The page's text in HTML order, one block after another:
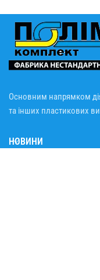
Основним напрямком
та інших пластикових
НОВИНИ